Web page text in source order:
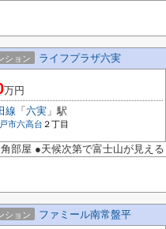
ション ライフプラザ六実
万円
線 「 六実 」駅
市六高台 ２丁目
部屋 ●天候次第で富士山が見え
ション ファミール南常盤平